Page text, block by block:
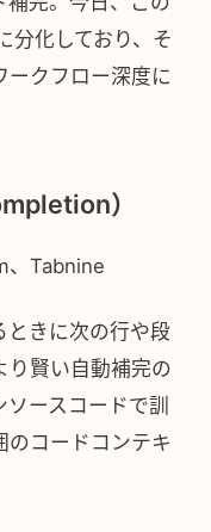
分化しており、そ
ークフロー深度に
）
、Tabnine
ときに次の行や段
り賢い自動補完の
ースコードで訓
のコードコンテキ